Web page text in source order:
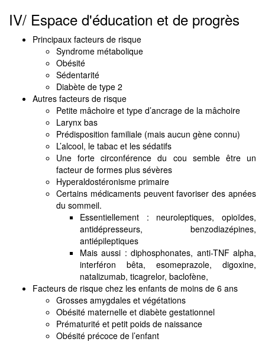
IV/ Espace d'éducation et de progrès
Principaux facteurs de risque
Syndrome métabolique
Obésité
Sédentarité
Diabète de type 2
Autres facteurs de risque
Petite mâchoire et type d’ancrage de la mâchoire
Larynx bas
Prédisposition familiale (mais aucun gène connu)
L’alcool, le tabac et les sédatifs
Une forte circonférence du cou semble être un
facteur de formes plus sévères
Hyperaldostéronisme primaire
Certains médicaments peuvent favoriser des apnées
du sommeil.
Essentiellement : neuroleptiques, opioïdes,
antidépresseurs, benzodiazépines,
antiépileptiques
Mais aussi : diphosphonates, anti-TNF alpha,
interféron bêta, esomeprazole, digoxine,
natalizumab, ticagrelor, baclofène,
Facteurs de risque chez les enfants de moins de 6 ans
Grosses amygdales et végétations
Obésité maternelle et diabète gestationnel
Prématurité et petit poids de naissance
Obésité précoce de l’enfant